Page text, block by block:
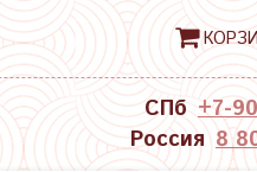
СПб +7-
Россия 8